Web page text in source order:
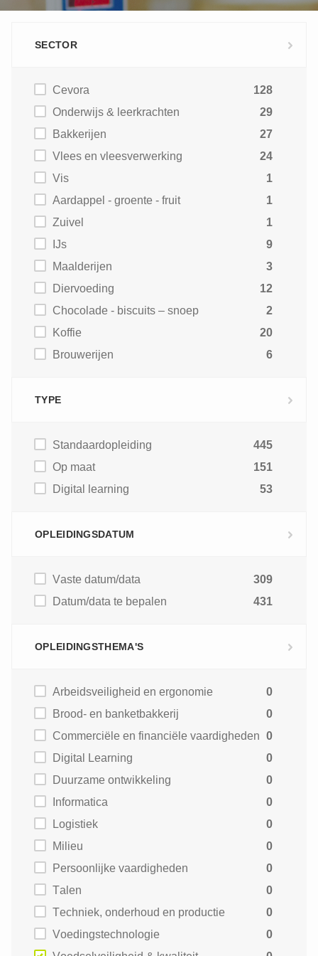
SECTOR
Cevora
128
Onderwijs & leerkrachten
29
Bakkerijen
27
Vlees en vleesverwerking
24
Vis
1
Aardappel - groente - fruit
1
Zuivel
1
IJs
9
Maalderijen
3
Diervoeding
12
Chocolade - biscuits – snoep
2
Koffie
20
Brouwerijen
6
TYPE
Standaardopleiding
445
Op maat
151
Digital learning
53
OPLEIDINGSDATUM
Vaste datum/data
309
Datum/data te bepalen
431
OPLEIDINGSTHEMA'S
Arbeidsveiligheid en ergonomie
0
Brood- en banketbakkerij
0
Commerciële en financiële vaardigheden 0
Digital Learning
0
Duurzame ontwikkeling
0
Informatica
0
Logistiek
0
Milieu
0
Persoonlijke vaardigheden
0
Talen
0
Techniek, onderhoud en productie
0
Voedingstechnologie
0